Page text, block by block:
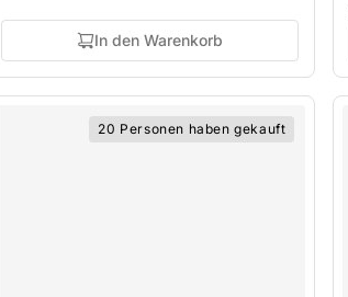
In den Warenkorb
20 Personen haben gekauft